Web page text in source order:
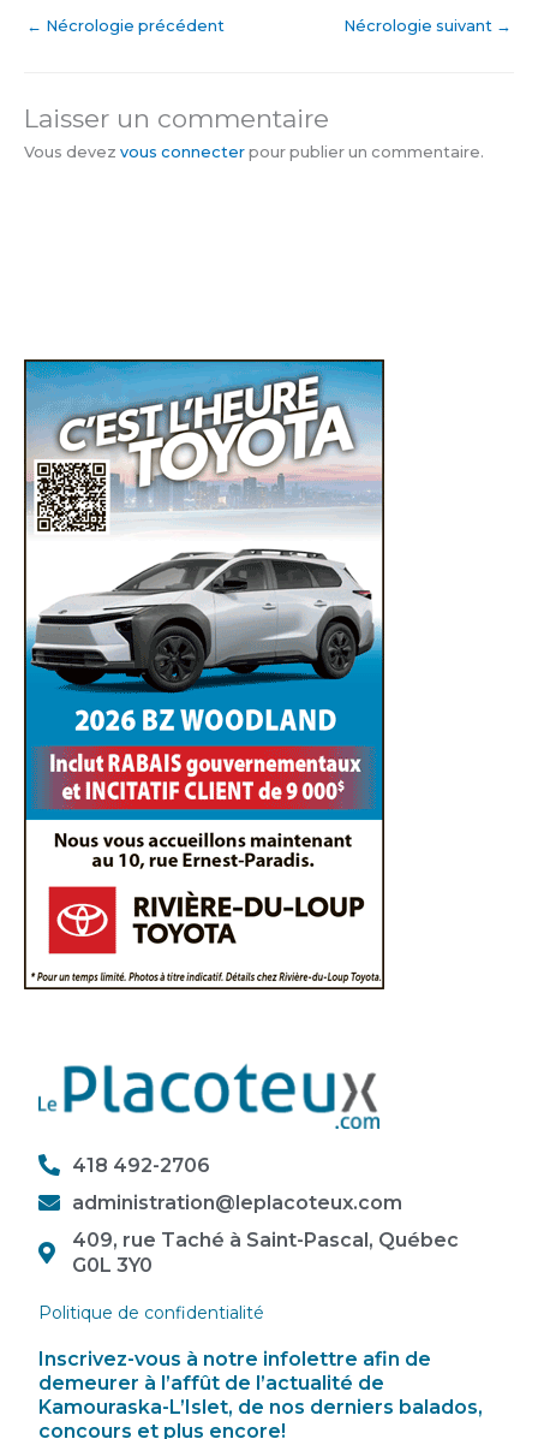
← Nécrologie précédent Nécrologie suivant →
Laisser un commentaire
Vous devez vous connecter pour publier un commentaire.
418 492-2706
administration@leplacoteux.com
409, rue Taché à Saint-Pascal, Québec
G0L 3Y0
Politique de confidentialité
Inscrivez-vous à notre infolettre afin de
demeurer à l’affût de l’actualité de
Kamouraska-L’Islet, de nos derniers balados,
concours et plus encore!